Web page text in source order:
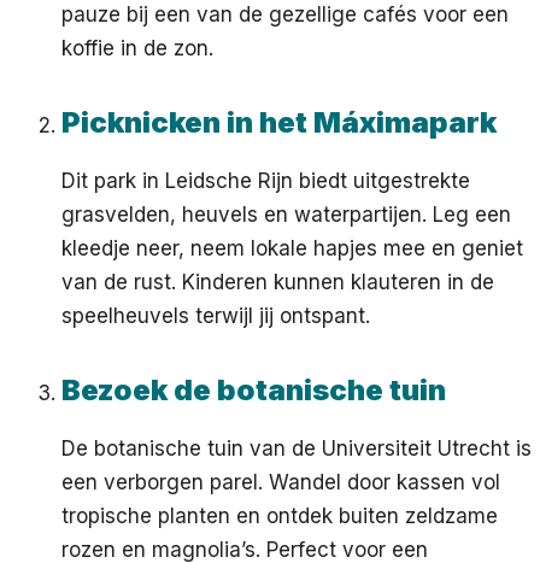
pauze bij een van de gezellige cafés voor een
koffie in de zon.
Picknicken in het Máximapark
Dit park in Leidsche Rijn biedt uitgestrekte
grasvelden, heuvels en waterpartijen. Leg een
kleedje neer, neem lokale hapjes mee en geniet
van de rust. Kinderen kunnen klauteren in de
speelheuvels terwijl jij ontspant.
Bezoek de botanische tuin
De botanische tuin van de Universiteit Utrecht is
een verborgen parel. Wandel door kassen vol
tropische planten en ontdek buiten zeldzame
rozen en magnolia’s. Perfect voor een